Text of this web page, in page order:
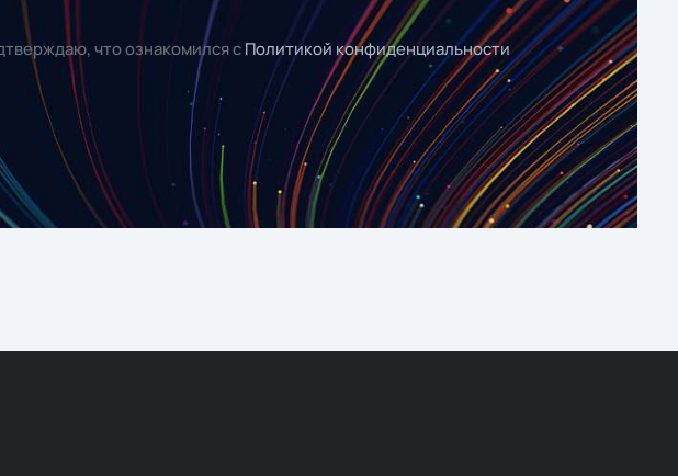
что ознакомился с Политикой конфиденциальности